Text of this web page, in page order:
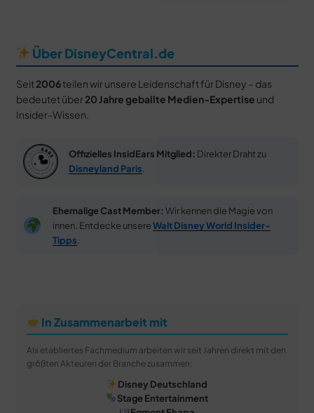
Über DisneyCentral.de
Seit 2006teilen wir unsere Leidenschaft für Disney – das
bedeutet über 20 Jahre geballte Medien-Expertise und
Insider-Wissen.
Offizielles InsidEars Mitglied: Direkter Draht zu
Disneyland Paris
Ehemalige Cast Member: Wir kennen die Magie von
innen. Entdecke unsereWalt Disney World Insider-
Tipps
In Zusammenarbeit mit
Als etabliertes Fachmedium arbeiten wir seit Jahren direkt mit den
größten Akteuren der Branche zusammen:
Disney Deutschland
Stage Entertainment